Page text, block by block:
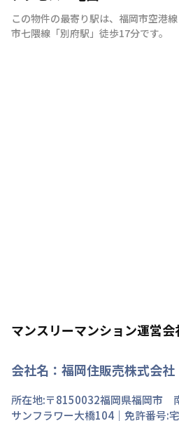
この物件の最寄り駅は、 福岡市空港線
市七隈線 「別府駅 」 徒歩17分です。
マンスリーマンション運営会
会社名： 福岡住販売株式会社
所在地:〒8150032福岡県福岡市
サンフラワー大橋104｜免許番号: